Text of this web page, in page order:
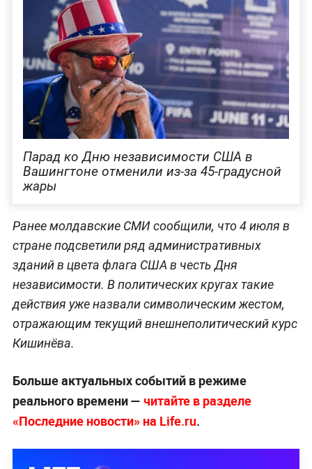
Парад ко Дню независимости США в
Вашингтоне отменили из-за 45-градусной
жары
Ранее молдавские СМИ сообщили, что 4 июля в
стране подсветили ряд административных
зданий в цвета флага США в честь Дня
независимости. В политических кругах такие
действия уже назвали символическим жестом,
отражающим текущий внешнеполитический курс
Кишинёва.
Больше актуальных событий в режиме
реального времени — читайте в разделе
«Последние новости» на Life.ru.